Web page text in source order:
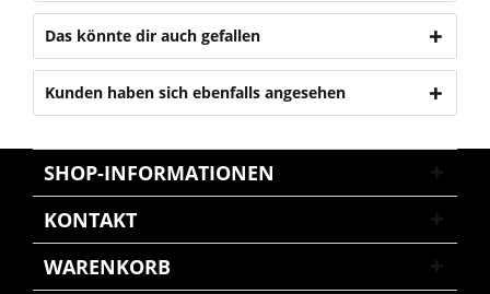
Das könnte dir auch gefallen
Kunden haben sich ebenfalls angesehen
SHOP-INFORMATIONEN
KONTAKT
WARENKORB